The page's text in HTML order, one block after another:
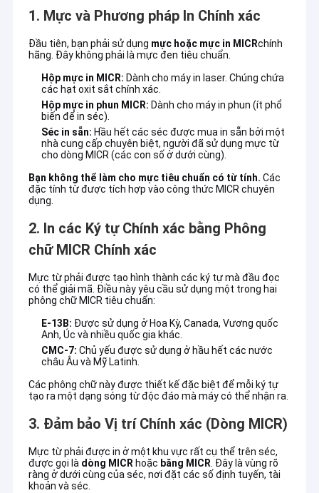
1. Mực và Phương pháp In Chính xác
Đầu tiên, bạn phải sử dụng mực hoặc mực in MICRchính
hãng. Đây không phải là mực đen tiêu chuẩn.
Hộp mực in MICR: Dành cho máy in laser. Chúng chứa
các hạt oxit sắt chính xác.
Hộp mực in phun MICR: Dành cho máy in phun (ít phổ
biến để in séc).
Séc in sẵn: Hầu hết các séc được mua in sẵn bởi một
nhà cung cấp chuyên biệt, người đã sử dụng mực từ
cho dòng MICR (các con số ở dưới cùng).
Bạn không thể làm cho mực tiêu chuẩn có từ tính. Các
đặc tính từ được tích hợp vào công thức MICR chuyên
dụng.
2. In các Ký tự Chính xác bằng Phông
chữ MICR Chính xác
Mực từ phải được tạo hình thành các ký tự mà đầu đọc
có thể giải mã. Điều này yêu cầu sử dụng một trong hai
phông chữ MICR tiêu chuẩn:
E-13B: Được sử dụng ở Hoa Kỳ, Canada, Vương quốc
Anh, Úc và nhiều quốc gia khác.
CMC-7: Chủ yếu được sử dụng ở hầu hết các nước
châu Âu và Mỹ Latinh.
Các phông chữ này được thiết kế đặc biệt để mỗi ký tự
tạo ra một dạng sóng từ độc đáo mà máy có thể nhận ra.
3. Đảm bảo Vị trí Chính xác (Dòng MICR)
Mực từ phải được in ở một khu vực rất cụ thể trên séc,
được gọi là dòng MICRhoặc băng MICR. Đây là vùng rõ
ràng ở dưới cùng của séc, nơi đặt các số định tuyến, tài
khoản và séc.